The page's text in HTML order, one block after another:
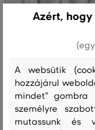
ING GANT CHECKED
SHIRT
Azért,
A websütik
hozzájárul
mindet" gombra
személyre
mutassunk és